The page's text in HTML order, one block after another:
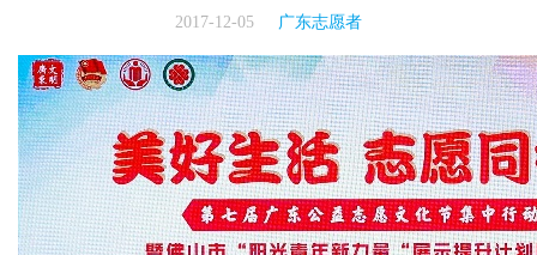
2017-12-05 广东志愿者